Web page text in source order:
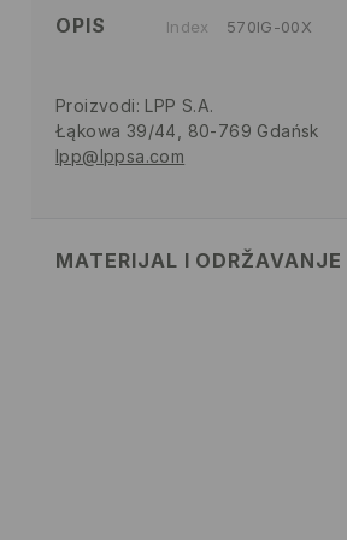
OPIS Index 570IG-00X
Proizvodi: LPP S.A.
Łąkowa 39/44, 80-769 Gdańsk
lpp@lppsa.com
MATERIJAL I ODRŽAVANJE